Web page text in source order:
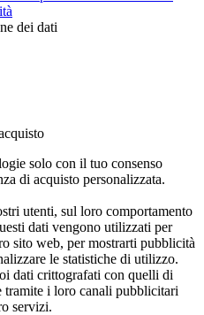
dei dati
solo con il tuo consenso
di acquisto personalizzata.
utenti, sul loro comportamento
dati vengono utilizzati per
sito web, per mostrarti pubblicità
le statistiche di utilizzo.
dati crittografati con quelli di
i loro canali pubblicitari
servizi.